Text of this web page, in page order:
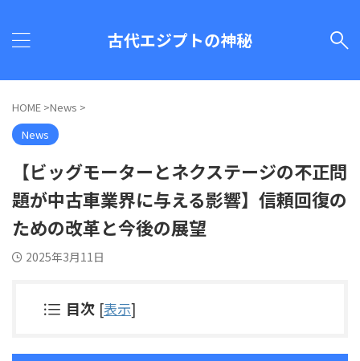
古代エジプトの神秘
HOME >News >
News
【ビッグモーターとネクステージの不正問
題が中古車業界に与える影響】信頼回復の
ための改革と今後の展望
2025年3月11日
目次 [表示]